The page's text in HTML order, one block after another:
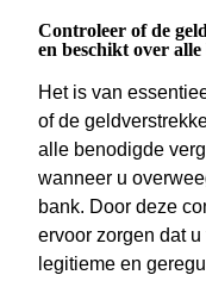
Controleer of de
en beschikt over
Het is van
of de
alle benodigde
wanneer u
bank. Door deze
ervoor zorgen dat
legitieme en